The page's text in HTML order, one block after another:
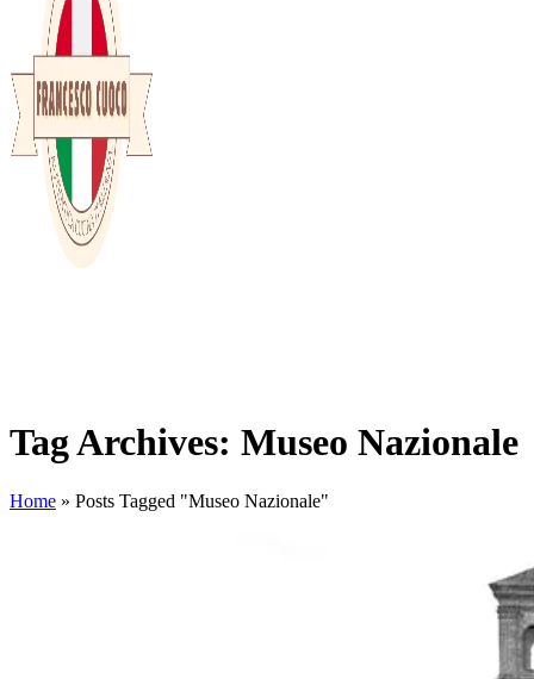
Tag Archives: Museo Nazionale
Home » Posts Tagged "Museo Nazionale"